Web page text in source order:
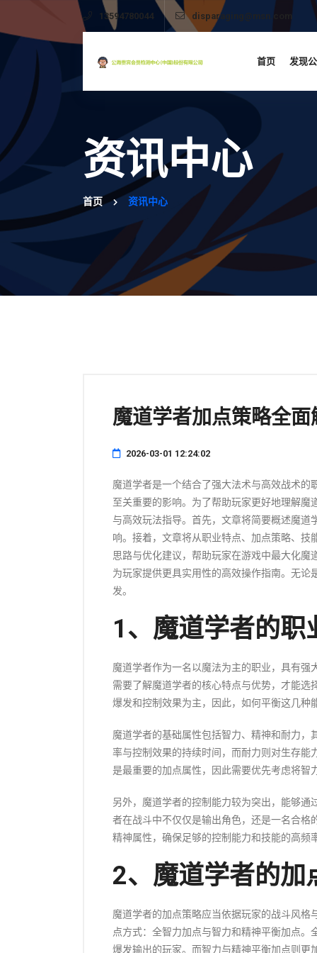
13594780044 disparaging@msn.com
首页 发现
资讯中心
首页 资讯中心
魔道学者加点策略全
2026-03-01 12:24:02
魔道学者是一个结合了强大法术与高效战术
至关重要的影响。为了帮助玩家更好地理解
与高效玩法指导。首先，文章将简要概述魔
响。接着，文章将从职业特点、加点策略、
思路与优化建议，帮助玩家在游戏中最大化
为玩家提供更具实用性的高效操作指南。无
发。
1、魔道学者的职
魔道学者作为一名以魔法为主的职业，具有
需要了解魔道学者的核心特点与优势，才能
爆发和控制效果为主，因此，如何平衡这几种
魔道学者的基础属性包括智力、精神和耐力
率与控制效果的持续时间，而耐力则对生存
是最重要的加点属性，因此需要优先考虑将智
另外，魔道学者的控制能力较为突出，能够
者在战斗中不仅仅是输出角色，还是一名合
精神属性，确保足够的控制能力和技能的高频
2、魔道学者的加
魔道学者的加点策略应当依据玩家的战斗风
点方式：全智力加点与智力和精神平衡加点
爆发输出的玩家。而智力与精神平衡加点则